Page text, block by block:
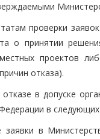
проверки
о принятии
проектов
отказа).
в допуске
в следующих
заявки в